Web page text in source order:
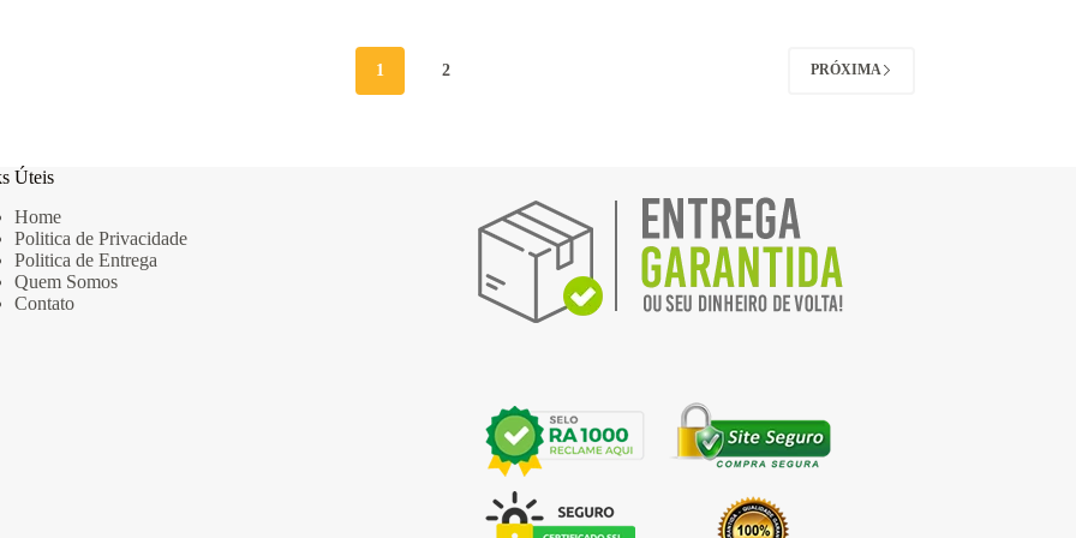
1 2 PRÓXIMA
Úteis
Home
Politica de Privacidade
Politica de Entrega
Quem Somos
Contato